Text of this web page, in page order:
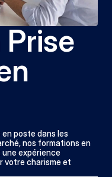
poste dans les
nos formations en
expérience
votre charisme et